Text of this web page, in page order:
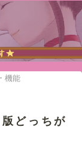
機能
どっちが